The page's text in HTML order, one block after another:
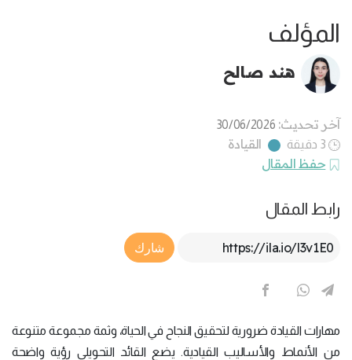
المؤلف
هند صالح
آخر تحديث: 30/06/2026
3 دقيقة
القيادة
حفظ المقال
رابط المقال
Article Link
شارك
مهارات القيادة ضرورية لتحقيق النجاح في الحياة، وثمة مجموعة متنوعة
من الأنماط والأساليب القيادية. يضع القائد التحويلي رؤية واضحة